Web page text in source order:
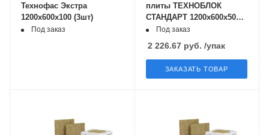
Технофас Экстра
1200х600х100 (3шт)
Под заказ
плиты ТЕХНОБЛОК
СТАНДАРТ 1200х600х50мм
0,288м3
Под заказ
2 226.67руб. /упак
ЗАКАЗАТЬ ТОВАР